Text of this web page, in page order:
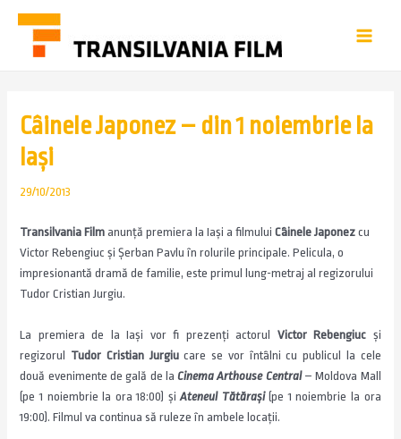
Câinele Japonez – din 1 noiembrie la
Iași
29/10/2013
Transilvania Film anunță premiera la Iași a filmuluiCâinele Japonez cu
Victor Rebengiuc și Șerban Pavlu în rolurile principale. Pelicula, o
impresionantă dramă de familie, este primul lung-metraj al regizorului
Tudor Cristian Jurgiu.
La premiera de la Iași vor fi prezenți actorul Victor Rebengiuc și
regizorul Tudor Cristian Jurgiucare se vor întâlni cu publicul la cele
două evenimente de gală de laCinema Arthouse Central– Moldova Mall
(pe 1 noiembrie la ora 18:00) șiAteneul Tătărași(pe 1 noiembrie la ora
19:00). Filmul va continua să ruleze în ambele locații.